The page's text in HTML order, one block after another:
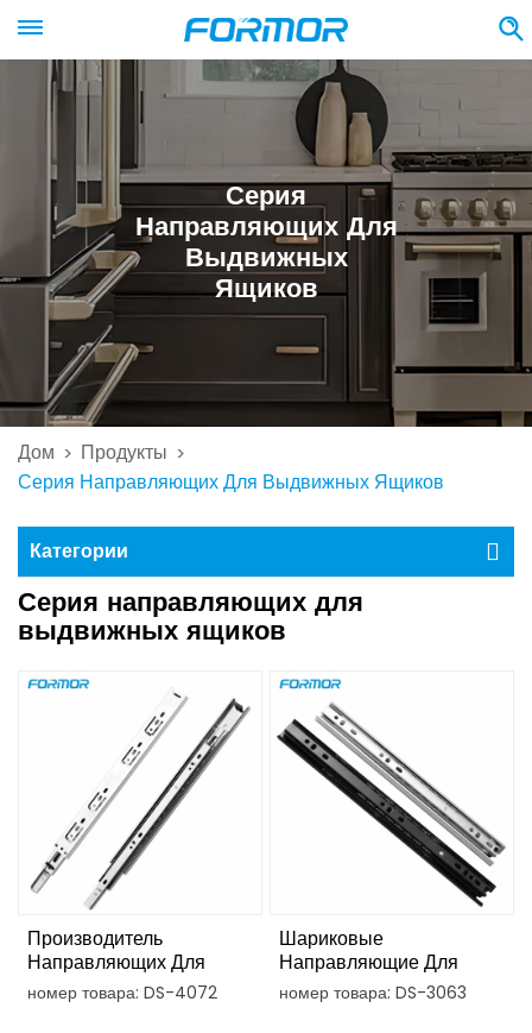
Серия
Направляющих Для
Выдвижных
Ящиков
Дом > Продукты >
Серия Направляющих Для Выдвижных Ящиков
Категории
Серия направляющих для
выдвижных ящиков
Производитель
Направляющих Для
Выдвижных Ящиков На
Шарикоподшипниках
номер товара: DS-4072
Шариковые
Направляющие Для
Выдвижных Ящиков
Диаметром 30 Мм,
номер товара: DS-3063